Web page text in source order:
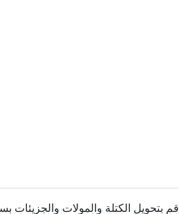
قم بتحويل الكتلة والمولات